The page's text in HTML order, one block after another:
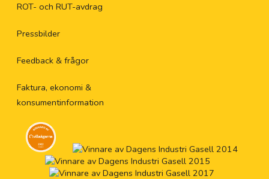
ROT- och RUT-avdrag
Pressbilder
Feedback & frågor
Faktura, ekonomi &
konsumentinformation